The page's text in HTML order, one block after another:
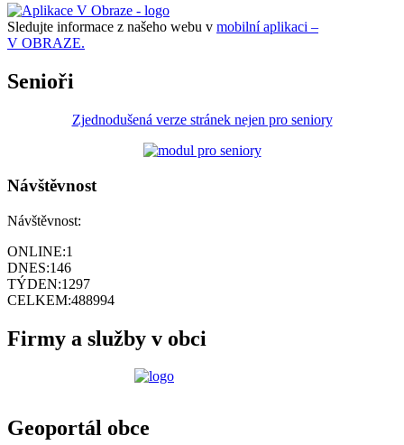
Sledujte informace z našeho webu v mobilní aplikaci –
V OBRAZE.
Senioři
Zjednodušená verze stránek nejen pro seniory
Návštěvnost
Návštěvnost:
ONLINE:1
DNES:146
TÝDEN:1297
CELKEM:488994
Firmy a služby v obci
Geoportál obce